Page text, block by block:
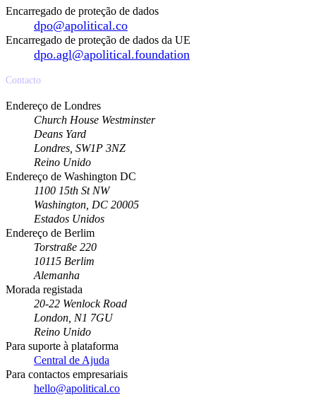
Encarregado de proteção de dados
dpo@apolitical.co
Encarregado de proteção de dados da UE
dpo.agl@apolitical.foundation
Contacto
Endereço de Londres
Church House Westminster
Deans Yard
Londres, SW1P 3NZ
Reino Unido
Endereço de Washington DC
1100 15th St NW
Washington, DC 20005
Estados Unidos
Endereço de Berlim
Torstraße 220
10115 Berlim
Alemanha
Morada registada
20-22 Wenlock Road
London, N1 7GU
Reino Unido
Para suporte à plataforma
Central de Ajuda
Para contactos empresariais
hello@apolitical.co